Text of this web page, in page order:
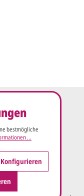
bestmögliche
...
Konfigurieren